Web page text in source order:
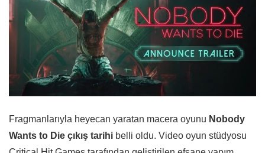
Fragmanlarıyla heyecan yaratan macera oyunu Nobody
Wants to Die çıkış tarihi belli oldu. Video oyun stüdyosu